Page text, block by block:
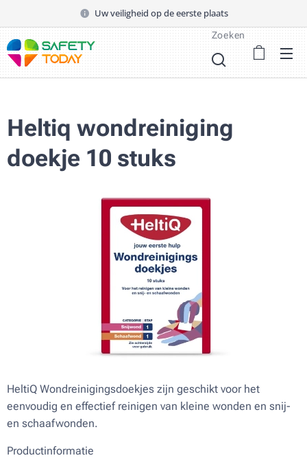
Uw veiligheid op de eerste plaats
Zoeken
Heltiq wondreiniging
doekje 10 stuks
HeltiQ Wondreinigingsdoekjes zijn geschikt voor het
eenvoudig en effectief reinigen van kleine wonden en snij-
en schaafwonden.
Productinformatie